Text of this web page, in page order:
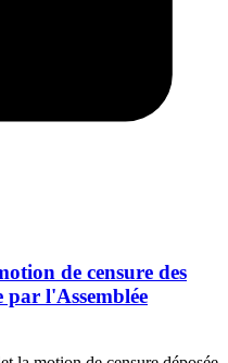
de censure des
par l'Assemblée